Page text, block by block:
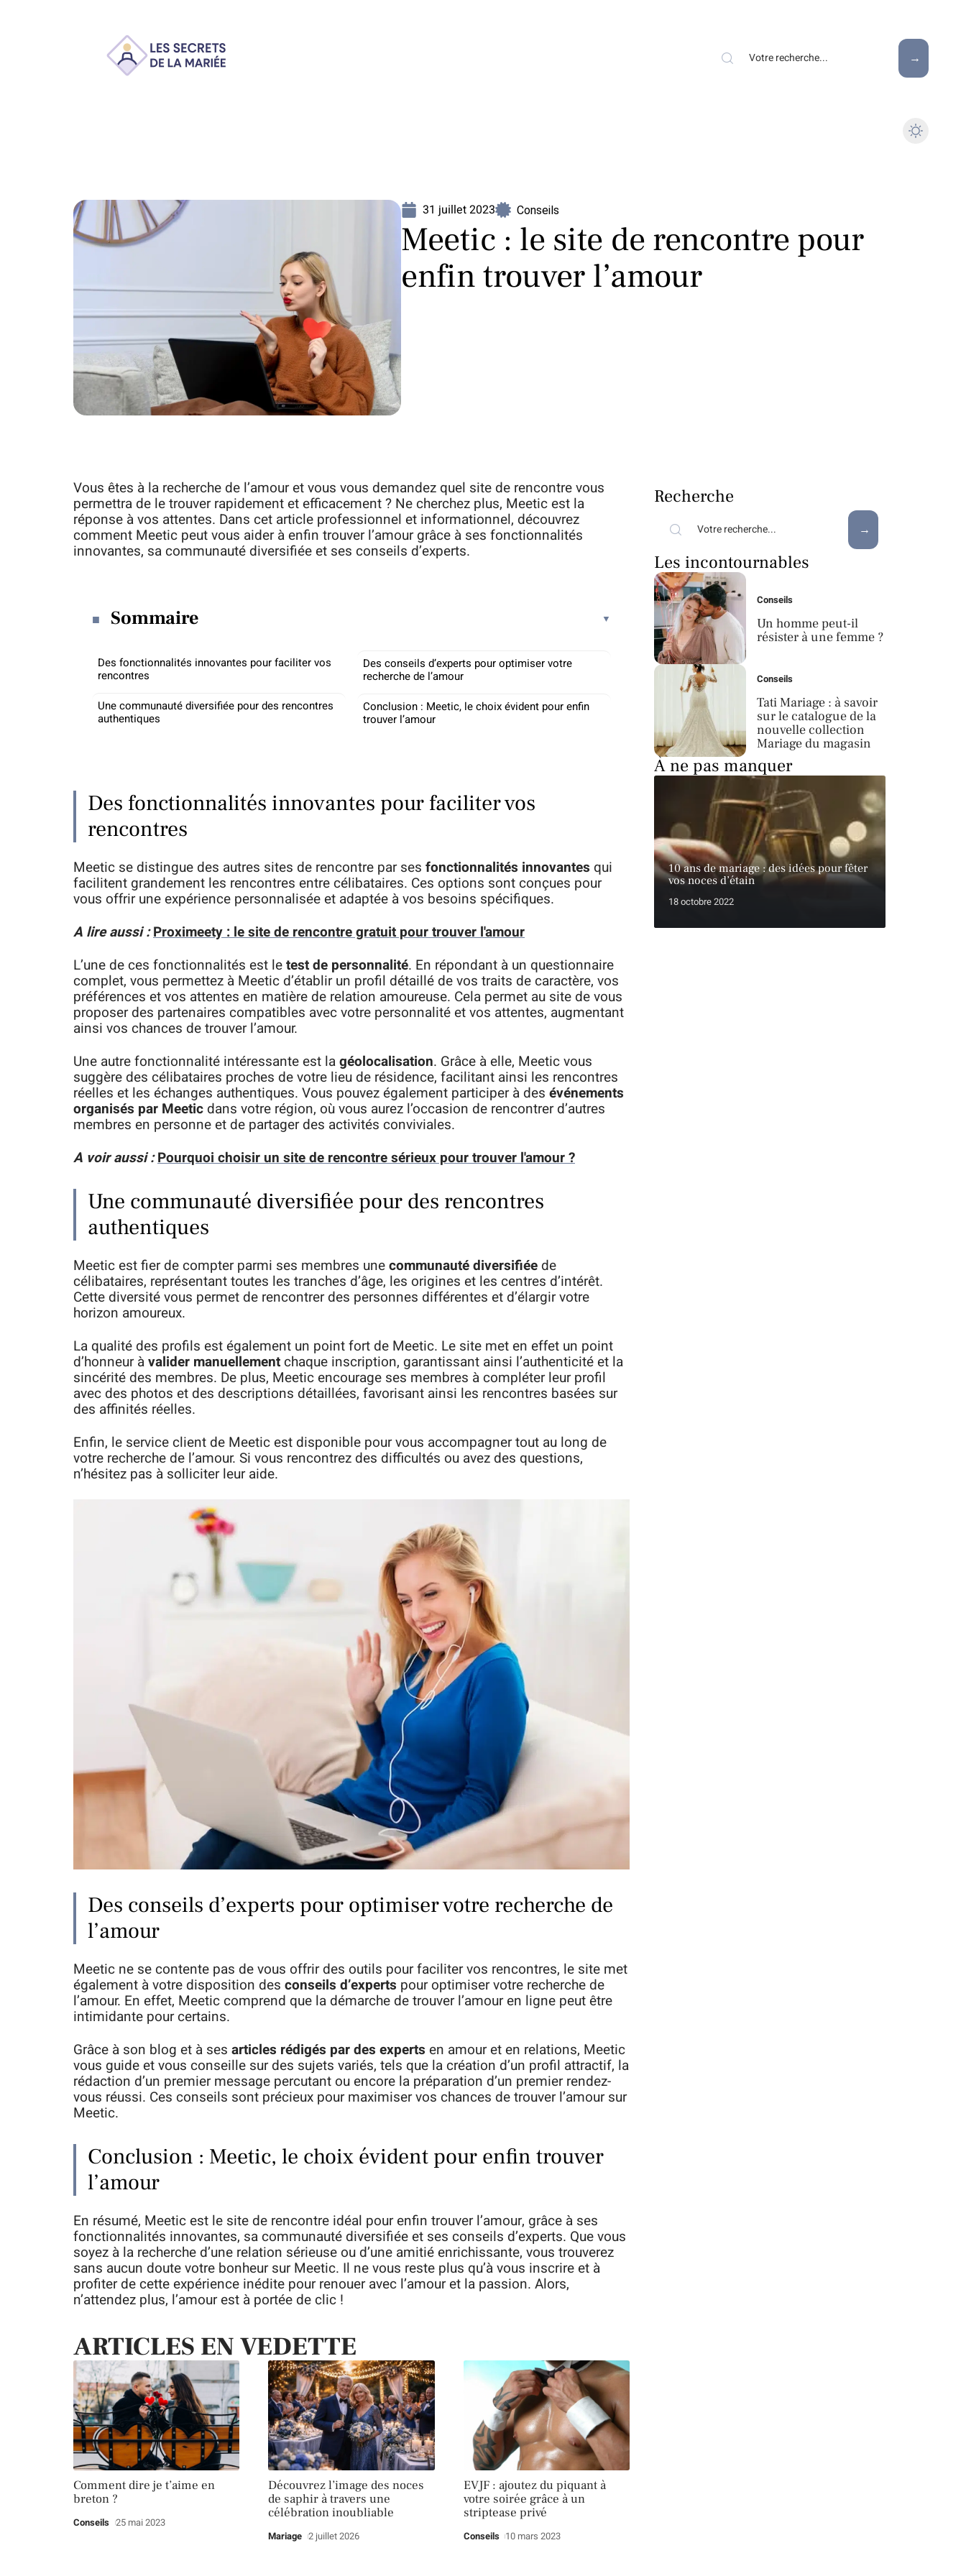
31 juillet 2023 Conseils
Meetic : le site de rencontre pour
enfin trouver l’amour
Vous êtes à la recherche de l’amour et vous vous demandez quel site de rencontre vous
permettra de le trouver rapidement et efficacement ? Ne cherchez plus, Meetic est la
réponse à vos attentes. Dans cet article professionnel et informationnel, découvrez
comment Meetic peut vous aider à enfin trouver l’amour grâce à ses fonctionnalités
innovantes, sa communauté diversifiée et ses conseils d’experts.
Sommaire
Des fonctionnalités innovantes pour faciliter vos
rencontres
Une communauté diversifiée pour des rencontres
authentiques
Des conseils d’experts pour optimiser votre
recherche de l’amour
Conclusion : Meetic, le choix évident pour enfin
trouver l’amour
Des fonctionnalités innovantes pour faciliter vos
rencontres
Meetic se distingue des autres sites de rencontre par ses fonctionnalités innovantes qui
facilitent grandement les rencontres entre célibataires. Ces options sont conçues pour
vous offrir une expérience personnalisée et adaptée à vos besoins spécifiques.
A lire aussi :Proximeety : le site de rencontre gratuit pour trouver l'amour
L’une de ces fonctionnalités est letest de personnalité. En répondant à un questionnaire
complet, vous permettez à Meetic d’établir un profil détaillé de vos traits de caractère, vos
préférences et vos attentes en matière de relation amoureuse. Cela permet au site de vous
proposer des partenaires compatibles avec votre personnalité et vos attentes, augmentant
ainsi vos chances de trouver l’amour.
Une autre fonctionnalité intéressante est lagéolocalisation. Grâce à elle, Meetic vous
suggère des célibataires proches de votre lieu de résidence, facilitant ainsi les rencontres
réelles et les échanges authentiques. Vous pouvez également participer à des événements
organisés par Meetic dans votre région, où vous aurez l’occasion de rencontrer d’autres
membres en personne et de partager des activités conviviales.
A voir aussi :Pourquoi choisir un site de rencontre sérieux pour trouver l'amour ?
Une communauté diversifiée pour des rencontres
authentiques
Meetic est fier de compter parmi ses membres unecommunauté diversifiée de
célibataires, représentant toutes les tranches d’âge, les origines et les centres d’intérêt.
Cette diversité vous permet de rencontrer des personnes différentes et d’élargir votre
horizon amoureux.
La qualité des profils est également un point fort de Meetic. Le site met en effet un point
d’honneur àvalider manuellementchaque inscription, garantissant ainsi l’authenticité et la
sincérité des membres. De plus, Meetic encourage ses membres à compléter leur profil
avec des photos et des descriptions détaillées, favorisant ainsi les rencontres basées sur
des affinités réelles.
Enfin, le service client de Meetic est disponible pour vous accompagner tout au long de
votre recherche de l’amour. Si vous rencontrez des difficultés ou avez des questions,
n’hésitez pas à solliciter leur aide.
Des conseils d’experts pour optimiser votre recherche de
l’amour
Meetic ne se contente pas de vous offrir des outils pour faciliter vos rencontres, le site met
également à votre disposition des conseils d’experts pour optimiser votre recherche de
l’amour. En effet, Meetic comprend que la démarche de trouver l’amour en ligne peut être
intimidante pour certains.
Grâce à son blog et à ses articles rédigés par des experts en amour et en relations, Meetic
vous guide et vous conseille sur des sujets variés, tels que la création d’un profil attractif, la
rédaction d’un premier message percutant ou encore la préparation d’un premier rendez-
vous réussi. Ces conseils sont précieux pour maximiser vos chances de trouver l’amour sur
Meetic.
Conclusion : Meetic, le choix évident pour enfin trouver
l’amour
En résumé, Meetic est le site de rencontre idéal pour enfin trouver l’amour, grâce à ses
fonctionnalités innovantes, sa communauté diversifiée et ses conseils d’experts. Que vous
soyez à la recherche d’une relation sérieuse ou d’une amitié enrichissante, vous trouverez
sans aucun doute votre bonheur sur Meetic. Il ne vous reste plus qu’à vous inscrire et à
profiter de cette expérience inédite pour renouer avec l’amour et la passion. Alors,
n’attendez plus, l’amour est à portée de clic !
ARTICLES EN VEDETTE
Comment dire je t’aime en
breton ?
Conseils 25 mai 2023
Découvrez l’image des noces
de saphir à travers une
célébration inoubliable
Mariage 2 juillet 2026
EVJF : ajoutez du piquant à
votre soirée grâce à un
striptease privé
Conseils 10 mars 2023
Recherche
Les incontournables
Conseils
Un homme peut-il
résister à une femme ?
Conseils
Tati Mariage : à savoir
sur le catalogue de la
nouvelle collection
Mariage du magasin
À ne pas manquer
10 ans de mariage : des idées pour fêter
vos noces d’étain
18 octobre 2022